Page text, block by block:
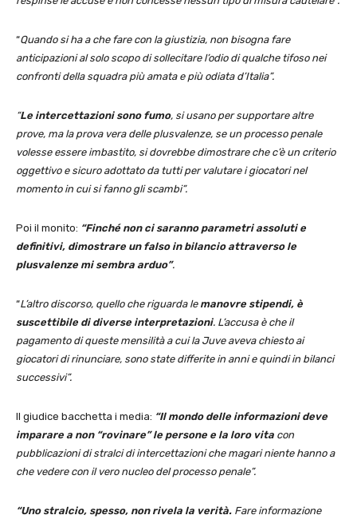
“Quando si ha a che fare con la giustizia, non bisogna fare
anticipazioni al solo scopo di sollecitare l’odio di qualche tifoso nei
confronti della squadra più amata e più odiata d’Italia”.
“Le intercettazioni sono fumo, si usano per supportare altre
prove, ma la prova vera delle plusvalenze, se un processo penale
volesse essere imbastito, si dovrebbe dimostrare che c’è un criterio
oggettivo e sicuro adottato da tutti per valutare i giocatori nel
momento in cui si fanno gli scambi”.
Poi il monito: “Finché non ci saranno parametri assoluti e
definitivi, dimostrare un falso in bilancio attraverso le
plusvalenze mi sembra arduo”.
“L’altro discorso, quello che riguarda le manovre stipendi, è
suscettibile di diverse interpretazioni. L’accusa è che il
pagamento di queste mensilità a cui la Juve aveva chiesto ai
giocatori di rinunciare, sono state differite in anni e quindi in bilanci
successivi”.
Il giudice bacchetta i media: “Il mondo delle informazioni deve
imparare a non “rovinare” le persone e la loro vita con
pubblicazioni di stralci di intercettazioni che magari niente hanno a
che vedere con il vero nucleo del processo penale”.
“Uno stralcio, spesso, non rivela la verità. Fare informazione